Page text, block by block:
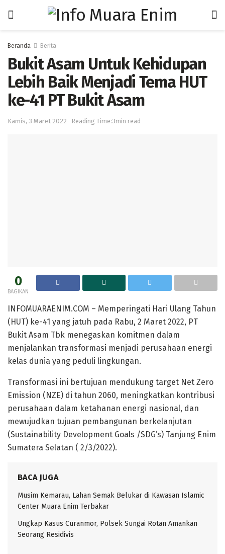
Beranda Berita
Bukit Asam Untuk Kehidupan
Lebih Baik Menjadi Tema HUT
ke-41 PT Bukit Asam
Kamis, 3 Maret 2022 Reading Time:3min read
0
BAGIKAN
INFOMUARAENIM.COM – Memperingati Hari Ulang Tahun
(HUT) ke-41 yang jatuh pada Rabu, 2 Maret 2022, PT
Bukit Asam Tbk menegaskan komitmen dalam
menjalankan transformasi menjadi perusahaan energi
kelas dunia yang peduli lingkungan.
Transformasi ini bertujuan mendukung target Net Zero
Emission (NZE) di tahun 2060, meningkatkan kontribusi
perusahaan dalam ketahanan energi nasional, dan
mewujudkan tujuan pembangunan berkelanjutan
(Sustainability Development Goals /SDG’s) Tanjung Enim
Sumatera Selatan ( 2/3/2022).
BACA JUGA
Musim Kemarau, Lahan Semak Belukar di Kawasan Islamic
Center Muara Enim Terbakar
Ungkap Kasus Curanmor, Polsek Sungai Rotan Amankan
Seorang Residivis